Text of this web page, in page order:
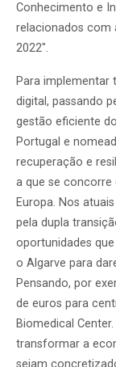
Conhecimento e
relacionados com
2022".
Para implementar
digital, passando
gestão eficiente
Portugal e
recuperação e
a que se
Europa. Nos
pela dupla
oportunidades
o Algarve para
Pensando, por
de euros para
Biomedical
transformar a